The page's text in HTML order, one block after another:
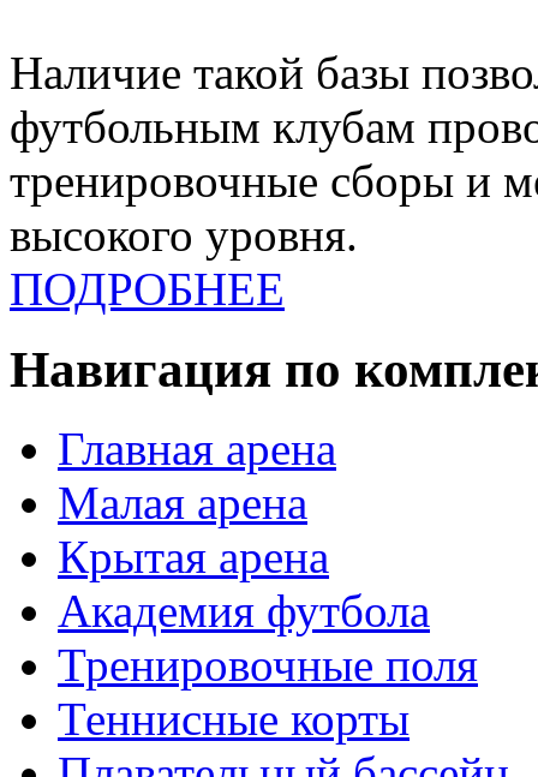
Наличие такой базы
футбольным клубам
тренировочные сборы и
высокого уровня.
ПОДРОБНЕЕ
Навигация по
Главная арена
Малая арена
Крытая арена
Академия футбола
Тренировочные поля
Теннисные корты